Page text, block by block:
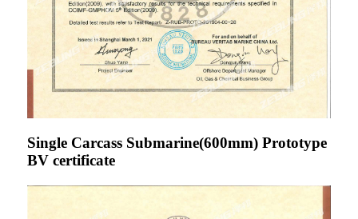
Single Carcass Submarine(600mm) Prototype
BV certificate